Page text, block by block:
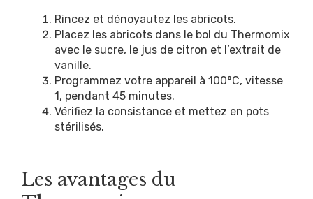
Rincez et dénoyautez les abricots.
Placez les abricots dans le bol du Thermomix
avec le sucre, le jus de citron et l’extrait de
vanille.
Programmez votre appareil à 100°C, vitesse
1, pendant 45 minutes.
Vérifiez la consistance et mettez en pots
stérilisés.
Les avantages du